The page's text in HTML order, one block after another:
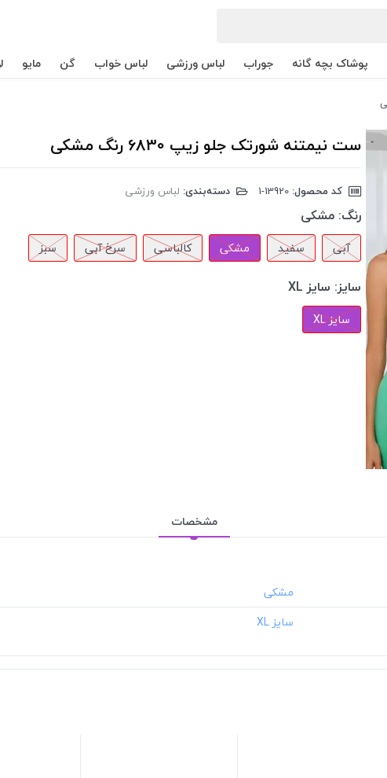
پوشاک بچه گانه جوراب لباس ورزشی لباس خواب گن مایو
ست نیمتنه شورتک جلو زیپ 6830 رنگ مشکی
کد محصول: دسته‌بندی: لباس ورزشی
رنگ: مشکی
آبی سفید مشکی کالباسی سرخ آبی سبز
سایز: سایز XL
سایز XL
مشخصات